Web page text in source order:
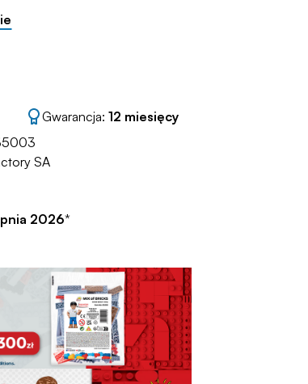
Gwarancja: 12 miesięcy
SA
2026*